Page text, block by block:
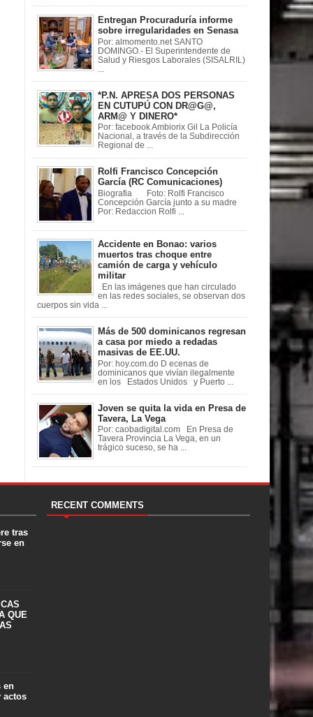
Entregan Procuraduría informe
sobre irregularidades en Senasa
Por: almomento.net SANTO
DOMINGO.- El Superintendente de
Salud y Riesgos Laborales (SISALRIL)
*P.N. APRESA DOS PERSONAS
EN CUTUPÚ CON DR@G@,
ARM@ Y DINERO*
Por: facebook Ambiorix Gil La Policía
Nacional, a través de la Subdirección
Regional de ...
Rolfi Francisco Concepción
García (RC Comunicaciones)
Biografia Foto: Rolfi Francisco
Concepción García junto a su madre
Por: Redaccion Rolfi ...
Accidente en Bonao: varios
muertos tras choque entre
camión de carga y vehículo
militar
En las imágenes que han circulado
en las redes sociales, se observan dos
cuerpos sin vida ...
Más de 500 dominicanos regresan
a casa por miedo a redadas
masivas de EE.UU.
Por: hoy.com.do D ecenas de
dominicanos que vivían ilegalmente
en los Estados Unidos y Puerto ...
Joven se quita la vida en Presa de
Tavera, La Vega
Por: caobadigital.com En Presa de
Tavera Provincia La Vega, en un
trágico suceso, se ha ...
tras
en
QUE
en
actos
RECENT COMMENTS